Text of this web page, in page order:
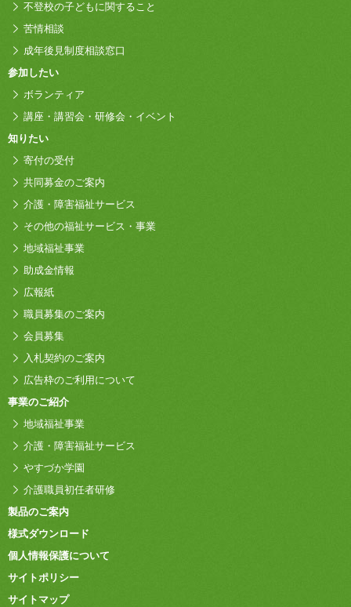
不登校の子どもに関すること
苦情相談
成年後見制度相談窓口
参加したい
ボランティア
講座・講習会・研修会・イベント
知りたい
寄付の受付
共同募金のご案内
介護・障害福祉サービス
その他の福祉サービス・事業
地域福祉事業
助成金情報
広報紙
職員募集のご案内
会員募集
入札契約のご案内
広告枠のご利用について
事業のご紹介
地域福祉事業
介護・障害福祉サービス
やすづか学園
介護職員初任者研修
製品のご案内
様式ダウンロード
個人情報保護について
サイトポリシー
サイトマップ